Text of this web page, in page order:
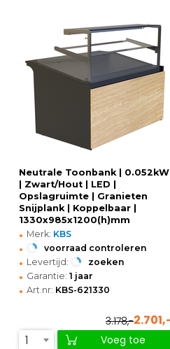
Neutrale Toonbank | 0.052kW
| Zwart/Hout | LED |
Opslagruimte | Granieten
Snijplank | Koppelbaar |
1330x985x1200(h)mm
• Merk: KBS
• voorraad controleren
• Levertijd: zoeken
• Garantie: 1 jaar
• Art.nr: KBS-621330
3.178,-
1
Voeg toe